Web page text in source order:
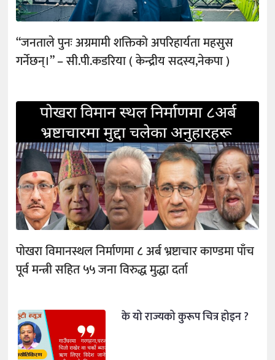
“जनताले पुनः अग्रमामी शक्तिको अपरिहार्यता महसुस
गर्नेछन्।” – सी.पी.कडरिया ( केन्द्रीय सदस्य,नेकपा )
पोखरा विमानस्थल निर्माणमा ८ अर्ब भ्रष्टाचार काण्डमा पाँच
पूर्व मन्त्री सहित ५५ जना विरुद्ध मुद्धा दर्ता
के यो राज्यको कुरूप चित्र होइन ?